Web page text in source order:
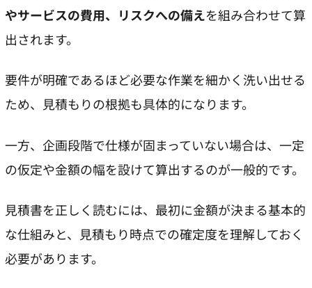
やサービスの費用、リスクへの備えを組み合わせて算
出されます。
要件が明確であるほど必要な作業を細かく洗い出せる
ため、見積もりの根拠も具体的になります。
一方、企画段階で仕様が固まっていない場合は、一定
の仮定や金額の幅を設けて算出するのが一般的です。
見積書を正しく読むには、最初に金額が決まる基本的
な仕組みと、見積もり時点での確定度を理解しておく
必要があります。